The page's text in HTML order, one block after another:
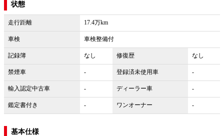
状態
走行距離 17.4万km
車検 車検整備付
記録簿 なし 修復歴 なし
禁煙車 - 登録済未使用車 -
輸入認定中古車 - ディーラー車 -
鑑定書付き - ワンオーナー -
基本仕様